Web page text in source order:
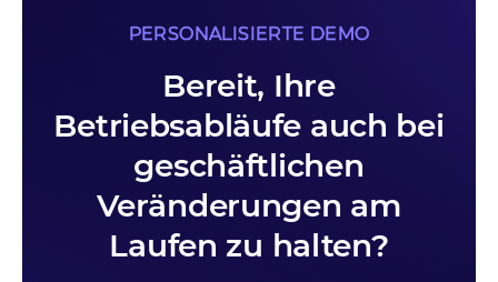
PERSONALISIERTE DEMO
Bereit, Ihre
Betriebsabläufe auch bei
geschäftlichen
Veränderungen am
Laufen zu halten?